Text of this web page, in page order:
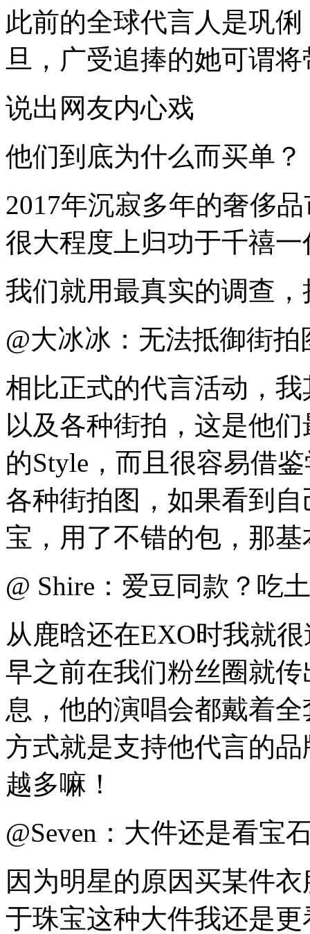
的
奢
侈
品
来
销
量
快
跟
珠
姐
起
探
此前的全球代言人是巩
旦，广受追捧的她可谓
说出网友内心戏
他们到底为什么而买单？
2017年沉寂多年的奢侈
很大程度上归功于千禧
我们就用最真实的调查
@大冰冰：无法抵御街
相比正式的代言活动，
以及各种街拍，这是他
的Style，而且很容易借
各种街拍图，如果看到
宝，用了不错的包，那
@ Shire：爱豆同款？吃
从鹿晗还在EXO时我就
早之前在我们粉丝圈就
息，他的演唱会都戴着
方式就是支持他代言的
越多嘛！
@Seven：大件还是看宝
因为明星的原因买某件
于珠宝这种大件我还是